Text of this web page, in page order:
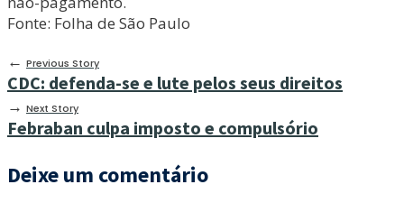
Fonte: Folha de São Paulo
← Previous Story
CDC: defenda-se e lute pelos seus direitos
→ Next Story
Febraban culpa imposto e compulsório
Deixe um comentário